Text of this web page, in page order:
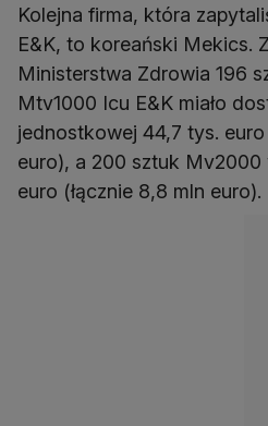
Kolejna firma, która
E&K, to koreański Mekics.
Ministerstwa Zdrowia 196
Mtv1000 Icu E&K miało
jednostkowej 44,7 tys. euro
euro), a 200 sztuk Mv2000
euro (łącznie 8,8 mln euro).